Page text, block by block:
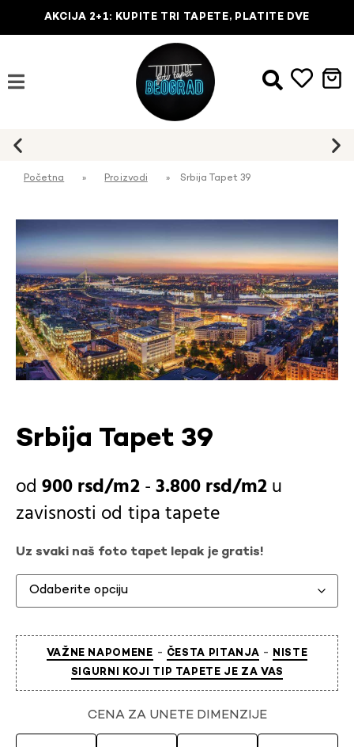
AKCIJA 2+1: KUPITE TRI TAPETE, PLATITE DVE
Početna » Proizvodi » Srbija Tapet 39
Srbija Tapet 39
900rsd -3.800rsd
u
zavisnosti od tipa tapete
Uz svaki naš foto tapet lepak je gratis!
VAŽNE NAPOMENE - ČESTA PITANJA - NISTE
SIGURNI KOJI TIP TAPETE JE ZA VAS
CENA ZA UNETE DIMENZIJE